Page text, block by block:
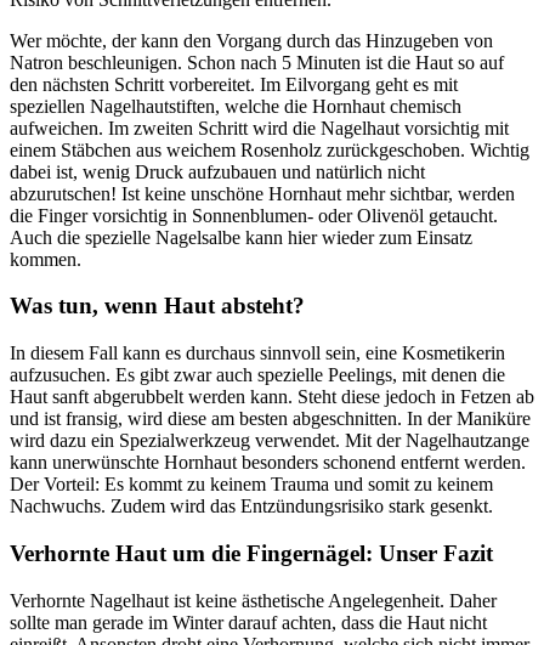
Wer möchte, der kann den Vorgang durch das Hinzugeben von
Natron beschleunigen. Schon nach 5 Minuten ist die Haut so auf
den nächsten Schritt vorbereitet. Im Eilvorgang geht es mit
speziellen Nagelhautstiften, welche die Hornhaut chemisch
aufweichen. Im zweiten Schritt wird die Nagelhaut vorsichtig mit
einem Stäbchen aus weichem Rosenholz zurückgeschoben. Wichtig
dabei ist, wenig Druck aufzubauen und natürlich nicht
abzurutschen! Ist keine unschöne Hornhaut mehr sichtbar, werden
die Finger vorsichtig in Sonnenblumen- oder Olivenöl getaucht.
Auch die spezielle Nagelsalbe kann hier wieder zum Einsatz
kommen.
Was tun, wenn Haut absteht?
In diesem Fall kann es durchaus sinnvoll sein, eine Kosmetikerin
aufzusuchen. Es gibt zwar auch spezielle Peelings, mit denen die
Haut sanft abgerubbelt werden kann. Steht diese jedoch in Fetzen ab
und ist fransig, wird diese am besten abgeschnitten. In der Maniküre
wird dazu ein Spezialwerkzeug verwendet. Mit der Nagelhautzange
kann unerwünschte Hornhaut besonders schonend entfernt werden.
Der Vorteil: Es kommt zu keinem Trauma und somit zu keinem
Nachwuchs. Zudem wird das Entzündungsrisiko stark gesenkt.
Verhornte Haut um die Fingernägel: Unser Fazit
Verhornte Nagelhaut ist keine ästhetische Angelegenheit. Daher
sollte man gerade im Winter darauf achten, dass die Haut nicht